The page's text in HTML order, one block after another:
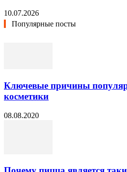
10.07.2026
Популярные посты
Ключевые причины
косметики
08.08.2020